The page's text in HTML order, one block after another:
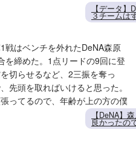
【データ
３チームは
はベンチを外れたDeNA森原
を締めた。1点リードの9回に登
切らせるなど、2三振を奪っ
先頭を取ればいけると思った。
ってるので、年齢が上の方の僕
【DeNA】
良かったの